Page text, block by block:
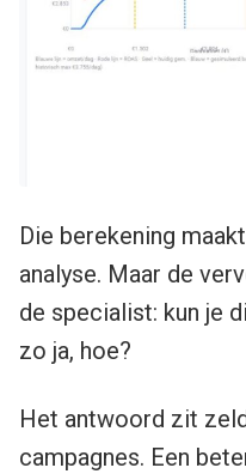
Die berekening
analyse. Maar de
de specialist: kun je
zo ja, hoe?
Het antwoord zit
campagnes. Een